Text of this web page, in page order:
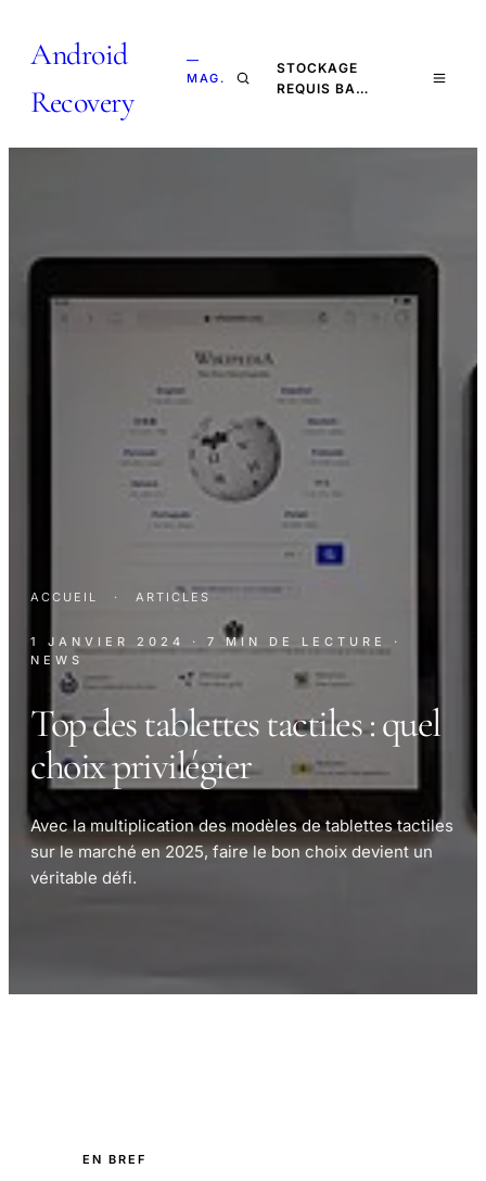
Android
Recovery
—
MAG.
STOCKAGE
REQUIS BA…
ACCUEIL · ARTICLES
1 JANVIER 2024 · 7 MIN DE LECTURE
·
NEWS
Top des tablettes tactiles : quel
choix privilégier
Avec la multiplication des modèles de tablettes tactiles
sur le marché en 2025, faire le bon choix devient un
véritable défi.
EN BREF